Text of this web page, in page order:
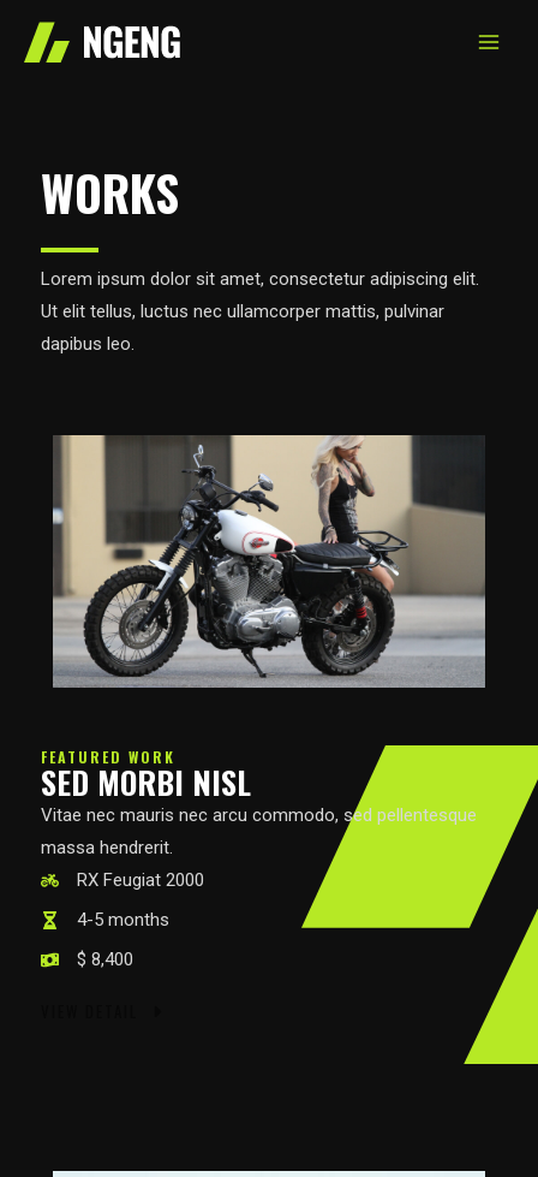
WORKS
Lorem ipsum dolor sit amet, consectetur adipiscing elit.
Ut elit tellus, luctus nec ullamcorper mattis, pulvinar
dapibus leo.
FEATURED WORK
SED MORBI NISL​
Vitae nec mauris nec arcu commodo, sed pellentesque
massa hendrerit.
RX Feugiat 2000​
4-5 months
$ 8,400